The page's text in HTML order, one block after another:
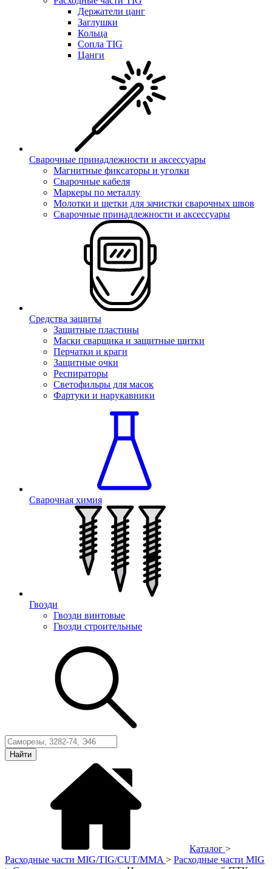
Держатели цанг
Заглушки
Кольца
Сопла TIG
Цанги
Сварочные принадлежности и аксессуары
Магнитные фиксаторы и уголки
Сварочные кабеля
Маркеры по металлу
Молотки и щетки для зачистки сварочных швов
Сварочные принадлежности и аксессуары
Средства защиты
Защитные пластины
Маски сварщика и защитные щитки
Перчатки и краги
Защитные очки
Респираторы
Светофильры для масок
Фартуки и нарукавники
Сварочная химия
Гвозди
Гвозди винтовые
Гвозди строительные
Найти
Каталог >
Расходные части MIG/TIG/CUT/MMA > Расходные части MIG